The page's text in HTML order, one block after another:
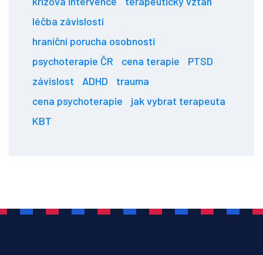
léčba závislostí
hraniční porucha osobnosti
psychoterapie ČR
cena terapie
PTSD
závislost
ADHD
trauma
cena psychoterapie
jak vybrat terapeuta
KBT